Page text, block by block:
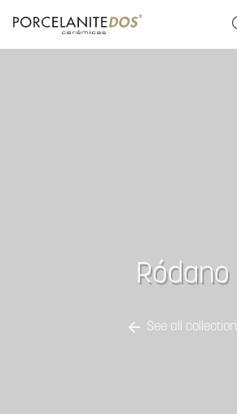
Ródano
See all collection